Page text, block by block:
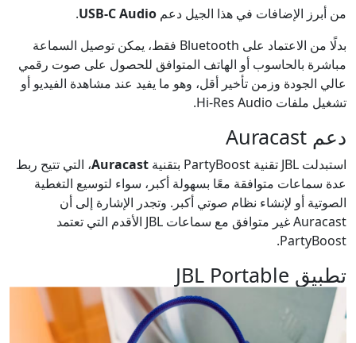
من أبرز الإضافات في هذا الجيل دعم USB-C Audio
.
بدلًا من الاعتماد على Bluetooth فقط، يمكن توصيل السماعة
مباشرة بالحاسوب أو الهاتف المتوافق للحصول على صوت رقمي
عالي الجودة وزمن تأخير أقل، وهو ما يفيد عند مشاهدة الفيديو أو
تشغيل ملفات Hi-Res Audio.
دعم Auracast
استبدلت JBL تقنية PartyBoost بتقنية Auracast، التي تتيح ربط
عدة سماعات متوافقة معًا بسهولة أكبر، سواء لتوسيع التغطية
الصوتية أو لإنشاء نظام صوتي أكبر. وتجدر الإشارة إلى أن
Auracast غير متوافق مع سماعات JBL الأقدم التي تعتمد
PartyBoost.
تطبيق JBL Portable